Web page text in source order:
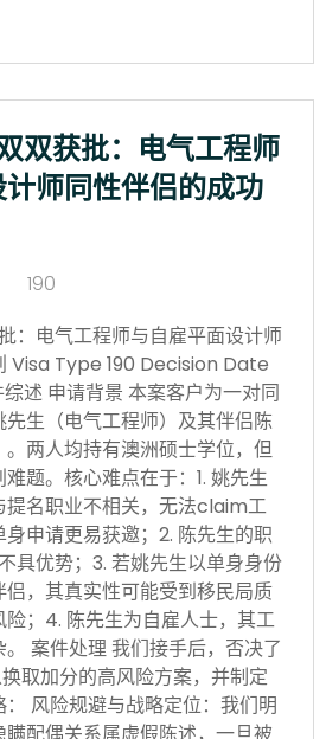
双获批：电气工程师
师同性伴侣的成功
190
：电气工程师与自雇平面设计师
Visa Type 190 Decision Date
述 申请背景 本案客户为一对同
生（电气工程师）及其伴侣陈
两人均持有澳洲硕士学位，但
题。核心难点在于：1. 姚先生
提名职业不相关，无法claim工
申请更易获邀；2. 陈先生的职
具优势；3. 若姚先生以单身身份
，其真实性可能受到移民局质
；4. 陈先生为自雇人士，其工
案件处理 我们接手后，否决了
取加分的高风险方案，并制定
风险规避与战略定位：我们明